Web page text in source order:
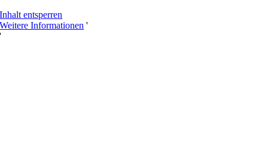
Inhalt entsperren
Weitere Informationen '
'